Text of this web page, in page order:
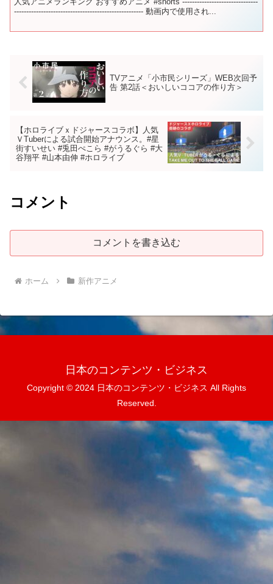
----------------------------------------------------- 動画内で使用され...
TVアニメ「小市民シリーズ」WEB次回予
告 第2話＜おいしいココアの作り方＞
【ホロライブｘドジャースコラボ】人気
ＶTuberによる試合開始アナウンス。#星
街すいせい #兎田ぺこら #がうるぐら #大
谷翔平 #山本由伸 #ホロライブ
コメント
コメントを書き込む
ホーム 新作アニメ
日本のコンテンツ・ビジネス
Copyright © 2024 日本のコンテンツ・ビジネス All Rights
Reserved.